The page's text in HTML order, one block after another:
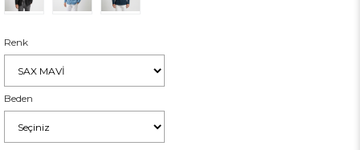
Renk
Beden